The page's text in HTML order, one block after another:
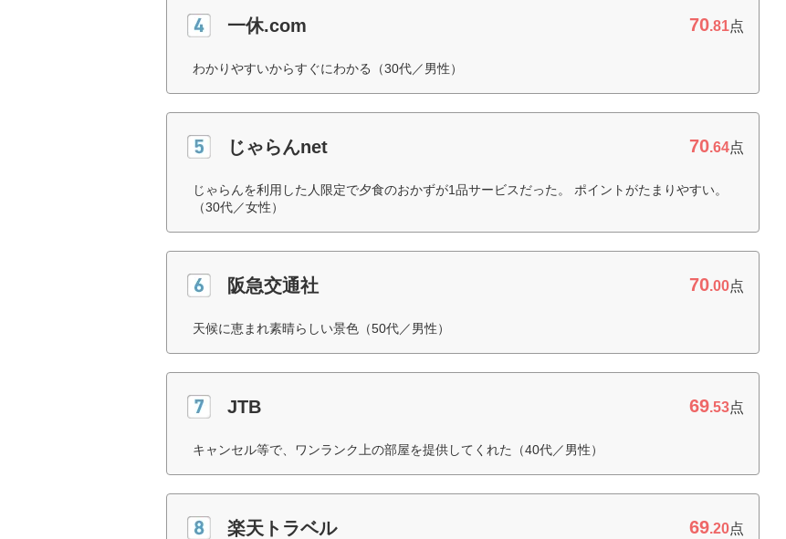
一休.com 70.81点
わかりやすいからすぐにわかる（30代／男性）
じゃらんnet 70.64点
じゃらんを利用した人限定で夕食のおかずが1品サービスだった。 ポイントがたまりやすい。
（30代／女性）
阪急交通社 70.00点
天候に恵まれ素晴らしい景色（50代／男性）
JTB 69.53点
キャンセル等で、ワンランク上の部屋を提供してくれた（40代／男性）
楽天トラベル 69.20点